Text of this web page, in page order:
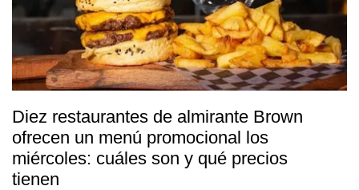
Diez restaurantes de almirante Brown
ofrecen un menú promocional los
miércoles: cuáles son y qué precios
tienen